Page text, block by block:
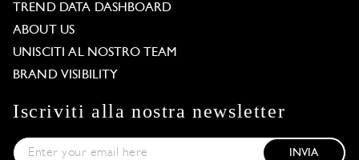
TREND DATA DASHBOARD
ABOUT US
UNISCITI AL NOSTRO TEAM
BRAND VISIBILITY
Iscriviti alla nostra newsletter
INVIA